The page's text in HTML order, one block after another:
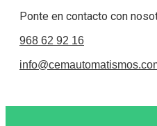
Ponte en contacto con
968 62 92 16